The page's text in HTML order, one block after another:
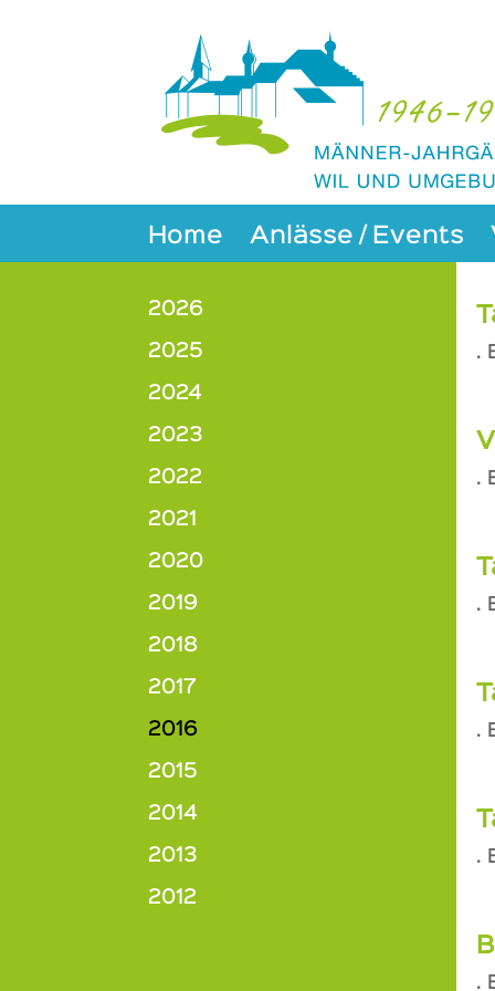
Home Anlässe / Events
2026
2025
2024
2023
2022
2021
2020
2019
2018
2017
2016
2015
2014
2013
2012
.
.
.
.
.
.